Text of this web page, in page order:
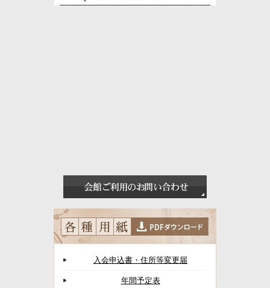
入会申込書・住所等変更届
年間予定表